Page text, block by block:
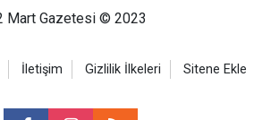
Mart Gazetesi © 2023
İletişim Gizlilik İlkeleri Sitene Ekle